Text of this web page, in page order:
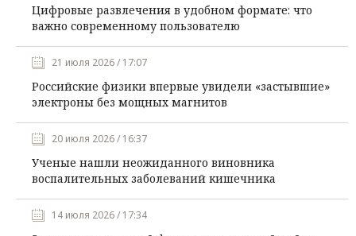
Цифровые развлечения в удобном формате: что
важно современному пользователю
21 июля 2026 / 17:07
Российские физики впервые увидели «застывшие»
электроны без мощных магнитов
20 июля 2026 / 16:37
Ученые нашли неожиданного виновника
воспалительных заболеваний кишечника
14 июля 2026 / 17:34